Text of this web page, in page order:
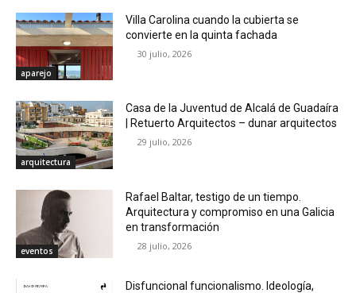
aparejo
Villa Carolina cuando la cubierta se
convierte en la quinta fachada
30 julio, 2026
arquitectura
Casa de la Juventud de Alcalá de Guadaíra
| Retuerto Arquitectos – dunar arquitectos
29 julio, 2026
eventos
Rafael Baltar, testigo de un tiempo.
Arquitectura y compromiso en una Galicia
en transformación
28 julio, 2026
Disfuncional funcionalismo. Ideología,